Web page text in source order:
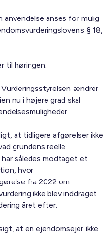
anses for mulig
§ 18,
til høringen:
ændrer
nu i højere grad skal
at tidligere afgørelser ikke
grundens reelle
har således modtaget et
hvor
fra 2022 om
ikke blev inddraget
året efter.
at en ejendomsejer ikke